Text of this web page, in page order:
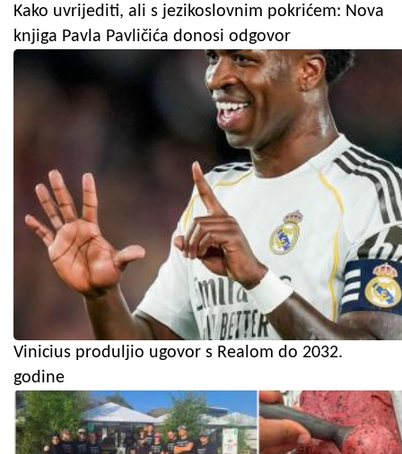
Kako uvrijediti, ali s jezikoslovnim pokrićem: Nova
knjiga Pavla Pavličića donosi odgovor
Vinicius produljio ugovor s Realom do 2032.
godine